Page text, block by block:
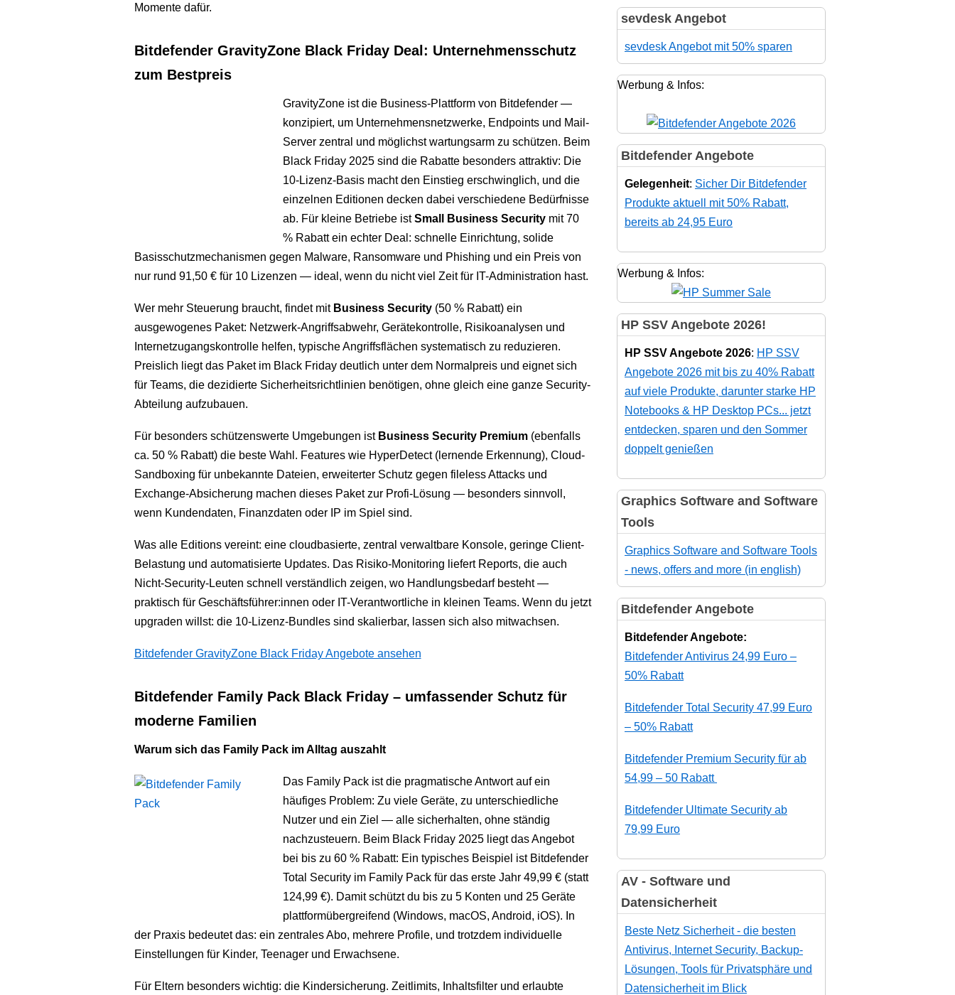
Momente dafür.
Bitdefender GravityZone Black Friday Deal: Unternehmensschutz
zum Bestpreis
GravityZone ist die Business-Plattform von Bitdefender —
konzipiert, um Unternehmensnetzwerke, Endpoints und Mail-
Server zentral und möglichst wartungsarm zu schützen. Beim
Black Friday 2025 sind die Rabatte besonders attraktiv: Die
10-Lizenz-Basis macht den Einstieg erschwinglich, und die
einzelnen Editionen decken dabei verschiedene Bedürfnisse
ab. Für kleine Betriebe istSmall Business Securitymit 70
% Rabatt ein echter Deal: schnelle Einrichtung, solide
Basisschutzmechanismen gegen Malware, Ransomware und Phishing und ein Preis von
nur rund 91,50 € für 10 Lizenzen — ideal, wenn du nicht viel Zeit für IT-Administration hast.
Wer mehr Steuerung braucht, findet mit Business Security(50 % Rabatt) ein
ausgewogenes Paket: Netzwerk-Angriffsabwehr, Gerätekontrolle, Risikoanalysen und
Internetzugangskontrolle helfen, typische Angriffsflächen systematisch zu reduzieren.
Preislich liegt das Paket im Black Friday deutlich unter dem Normalpreis und eignet sich
für Teams, die dezidierte Sicherheitsrichtlinien benötigen, ohne gleich eine ganze Security-
Abteilung aufzubauen.
Für besonders schützenswerte Umgebungen ist Business Security Premium(ebenfalls
ca. 50 % Rabatt) die beste Wahl. Features wie HyperDetect (lernende Erkennung), Cloud-
Sandboxing für unbekannte Dateien, erweiterter Schutz gegen fileless Attacks und
Exchange-Absicherung machen dieses Paket zur Profi-Lösung — besonders sinnvoll,
wenn Kundendaten, Finanzdaten oder IP im Spiel sind.
Was alle Editions vereint: eine cloudbasierte, zentral verwaltbare Konsole, geringe Client-
Belastung und automatisierte Updates. Das Risiko-Monitoring liefert Reports, die auch
Nicht-Security-Leuten schnell verständlich zeigen, wo Handlungsbedarf besteht —
praktisch für Geschäftsführer:innen oder IT-Verantwortliche in kleinen Teams. Wenn du jetzt
upgraden willst: die 10-Lizenz-Bundles sind skalierbar, lassen sich also mitwachsen.
Bitdefender GravityZone Black Friday Angebote ansehen
Bitdefender Family Pack Black Friday – umfassender Schutz für
moderne Familien
Warum sich das Family Pack im Alltag auszahlt
Das Family Pack ist die pragmatische Antwort auf ein
häufiges Problem: Zu viele Geräte, zu unterschiedliche
Nutzer und ein Ziel — alle sicherhalten, ohne ständig
nachzusteuern. Beim Black Friday 2025 liegt das Angebot
bei bis zu 60 % Rabatt: Ein typisches Beispiel ist Bitdefender
Total Security im Family Pack für das erste Jahr 49,99 € (statt
124,99 €). Damit schützt du bis zu 5 Konten und 25 Geräte
plattformübergreifend (Windows, macOS, Android, iOS). In
der Praxis bedeutet das: ein zentrales Abo, mehrere Profile, und trotzdem individuelle
Einstellungen für Kinder, Teenager und Erwachsene.
Für Eltern besonders wichtig: die Kindersicherung. Zeitlimits, Inhaltsfilter und erlaubte
sevdesk Angebot
sevdesk Angebot mit 50% sparen
Werbung & Infos:
Bitdefender Angebote
Gelegenheit: Sicher Dir Bitdefender
Produkte aktuell mit 50% Rabatt,
bereits ab 24,95 Euro
Werbung & Infos:
HP SSV Angebote 2026!
HP SSV Angebote 2026: HP SSV
Angebote 2026 mit bis zu 40% Rabatt
auf viele Produkte, darunter starke HP
Notebooks & HP Desktop PCs... jetzt
entdecken, sparen und den Sommer
doppelt genießen
Graphics Software and Software
Tools
Graphics Software and Software Tools
- news, offers and more (in english)
Bitdefender Angebote
Bitdefender Angebote:
Bitdefender Antivirus 24,99 Euro –
50% Rabatt
Bitdefender Total Security 47,99 Euro
– 50% Rabatt
Bitdefender Premium Security für ab
54,99 – 50 Rabatt
Bitdefender Ultimate Security ab
79,99 Euro
AV - Software und
Datensicherheit
Beste Netz Sicherheit - die besten
Antivirus, Internet Security, Backup-
Lösungen, Tools für Privatsphäre und
Datensicherheit im Blick